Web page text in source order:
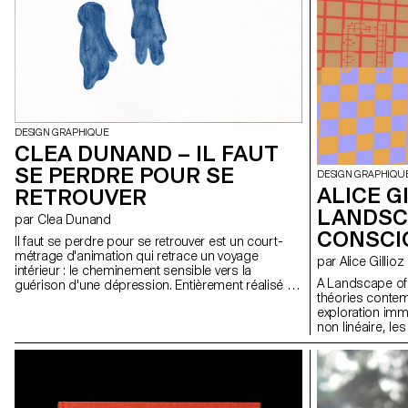
un puissant levier pour créer de l'enthousiasme,
de la motivation et un sentiment d'appartenance
pour ces jeunes. Comment, donc, activer ce levier
dans le cadre du basket amateur en extérieur,
pour que ceux qui n'ont pas la possibilité de
rejoindre un club continuent à se sentir concernés
laquelle le
mis en valeur,
À une époque
misogynie, du
wife », Gossip
l'histoire des
de nos
DESIGN GRAPHIQUE
CLEA DUNAND – IL FAUT
SE PERDRE POUR SE
RETROUVER
par Clea Dunand
Il faut se perdre pour se retrouver est un court-
métrage d'animation qui retrace un voyage
intérieur : le cheminement sensible vers la
guérison d'une dépression. Entièrement réalisé à
stagnation vers la reconnexion à la lumière. Ce
réside dans l'expérimentation de cette technique
DESIGN
ALICE
par Alice Gillioz
A Landscape
théories
exploration
non linéaire,
campus virtuel
prennent la
urbaines. A
déploie
dont la